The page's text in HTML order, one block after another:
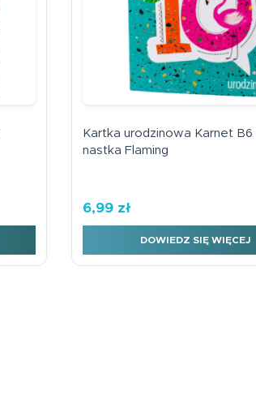
Kartka urodzinowa Karnet B6
nastka Flaming
6,99 zł
DOWIEDZ SIĘ WIĘCEJ